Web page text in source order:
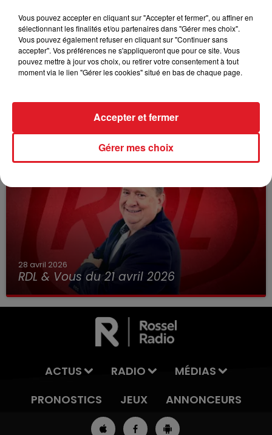
RDL & Vous du 28 avril 2026
28 avril 2026
RDL & Vous du 21 avril 2026
ACTUS RADIO
MÉDIAS
PRONOSTICS
JEUX ANNONCEURS
Vous pouvez accepter en cliquant sur "Accepter et fermer", ou affiner en
sélectionnant les finalités et/ou partenaires dans "Gérer mes choix".
Vous pouvez également refuser en cliquant sur "Continuer sans
accepter". Vos préférences ne s'appliqueront que pour ce site. Vous
pouvez mettre à jour vos choix, ou retirer votre consentement à tout
moment via le lien "Gérer les cookies" situé en bas de chaque page.
Gérer mes choix
Accepter et fermer